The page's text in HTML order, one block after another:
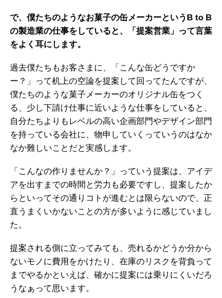
で、僕たちのようなお菓子の缶メーカーというB to B
の製造業の仕事をしていると、「提案営業」って言葉
をよく耳にします。
過去僕たちもお客さまに、「こんな缶どうですか
ー？」って机上の空論を提案して回ってたんですが、
僕たちのような菓子メーカーのオリジナル缶をつく
る、少し下請け仕事に近いような仕事をしていると、
自分たちよりもレベルの高い企画部門やデザイン部門
を持っている会社に、物申していくっていうのはなか
なか難しいことだと実感します。
「こんなの作りませんか？」っていう提案は、アイデ
アを出すまでの時間と労力も必要ですし、提案したか
らといってその通りコトが進むとは限らないので、正
直うまくいかないことの方が多いように感じていまし
た。
提案される側に立ってみても、売れるかどうか分から
ないモノに費用をかけたり、在庫のリスクを背負って
までやるかといえば、確かに提案には乗りにくいだろ
うなぁって思います。